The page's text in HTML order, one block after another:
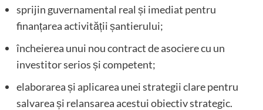
sprijin guvernamental real și imediat pentru
finanțarea activității șantierului;
încheierea unui nou contract de asociere cu un
investitor serios și competent;
elaborarea și aplicarea unei strategii clare pentru
salvarea și relansarea acestui obiectiv strategic.